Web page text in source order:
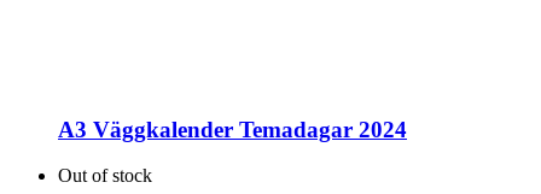
A3 Väggkalender Temadagar 2024
Out of stock